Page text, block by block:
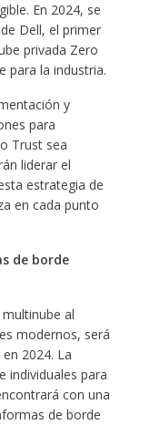
En 2024, se
Dell, el primer
privada Zero
para la industria.
y
para
Trust sea
liderar el
estrategia de
en cada punto
de borde
al
modernos, será
2024. La
individuales para
con una
de borde